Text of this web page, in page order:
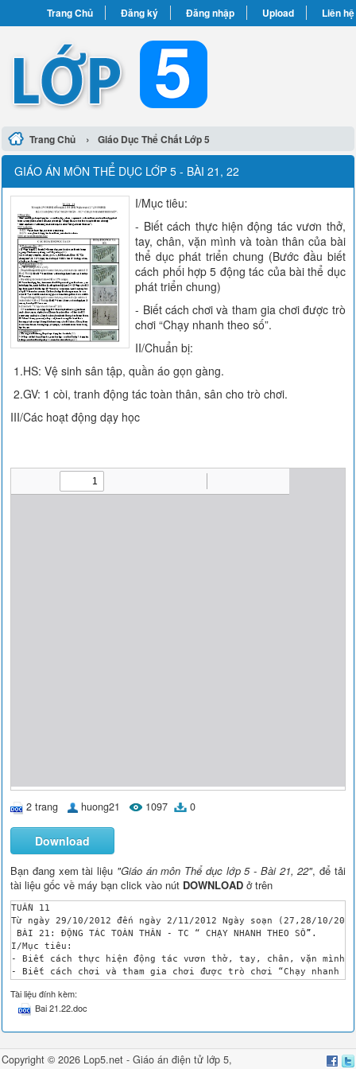
Trang Chủ Đăng ký Đăng nhập Upload Liên hệ
Trang Chủ › Giáo Dục Thể Chất Lớp 5
GIÁO ÁN MÔN THỂ DỤC LỚP 5 - BÀI 21, 22
I/Mục tiêu:
- Biết cách thực hiện động tác vươn thở,
tay, chân, vặn mình và toàn thân của bài
thể dục phát triển chung (Bước đầu biết
cách phối hợp 5 động tác của bài thể dục
phát triển chung)
- Biết cách chơi và tham gia chơi được trò
chơi “Chạy nhanh theo số”.
II/Chuẩn bị:
1.HS: Vệ sinh sân tập, quần áo gọn gàng.
2.GV: 1 còi, tranh động tác toàn thân, sân cho trò chơi.
III/Các hoạt động dạy học
2 trang huong21 1097 0
Download
Bạn đang xem tài liệu "Giáo án môn Thể dục lớp 5 - Bài 21, 22", để tải
tài liệu gốc về máy bạn click vào nút DOWNLOAD ở trên
TUẦN 11
Từ ngày 29/10/2012 đến ngày 2/11/2012 Ngày soạn (27,28/10/
BÀI 21: ĐỘNG TÁC TOÀN THÂN - TC “ CHẠY NHANH THEO SỐ”.
I/Mục tiêu:
- Biết cách thực hiện động tác vươn thở, tay, chân, vặn
- Biết cách chơi và tham gia chơi được trò chơi “Chạy nhanh
II/Chuẩn bị:
1.HS: Vệ sinh sân tập, quần áo gọn gàng.
2.GV: 1 còi, tranh động tác toàn thân, sân cho trò chơi.
CÁC HOẠT ĐỘNG CỦA GV
HOẠT ĐỘNG CỦA HS
1/Phần mở đầu: (9’)
Tài liệu đính kèm:
Bai 21.22.doc
Copyright © 2026 Lop5.net -Giáo án điện tử lớp 5,